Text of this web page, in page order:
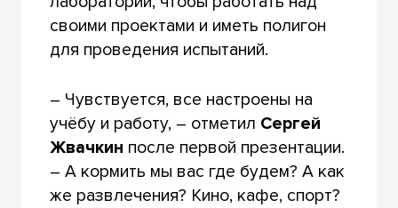
своими проектами и иметь полигон
для проведения испытаний.
– Чувствуется, все настроены на
учёбу и работу, – отметил Сергей
Жвачкин после первой презентации.
– А кормить мы вас где будем? А как
же развлечения? Кино, кафе, спорт?